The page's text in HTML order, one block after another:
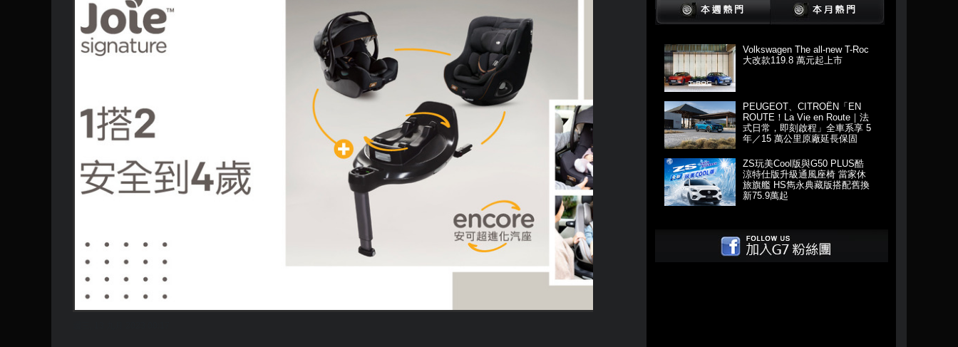
Volkswagen The all-new T-Roc
大改款119.8 萬元起上市
PEUGEOT、CITROËN「EN
ROUTE！La Vie en Route｜法
式日常，即刻啟程」全車系享 5
年／15 萬公里原廠延長保固
ZS玩美Cool版與G50 PLUS酷
涼特仕版升級通風座椅 當家休
旅旗艦 HS雋永典藏版搭配舊換
新75.9萬起